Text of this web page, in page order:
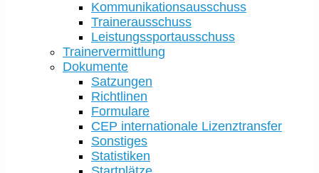
Kommunikationsausschuss
Trainerausschuss
Leistungssportausschuss
Trainervermittlung
Dokumente
Satzungen
Richtlinen
Formulare
CEP internationale Lizenztransfer
Sonstiges
Statistiken